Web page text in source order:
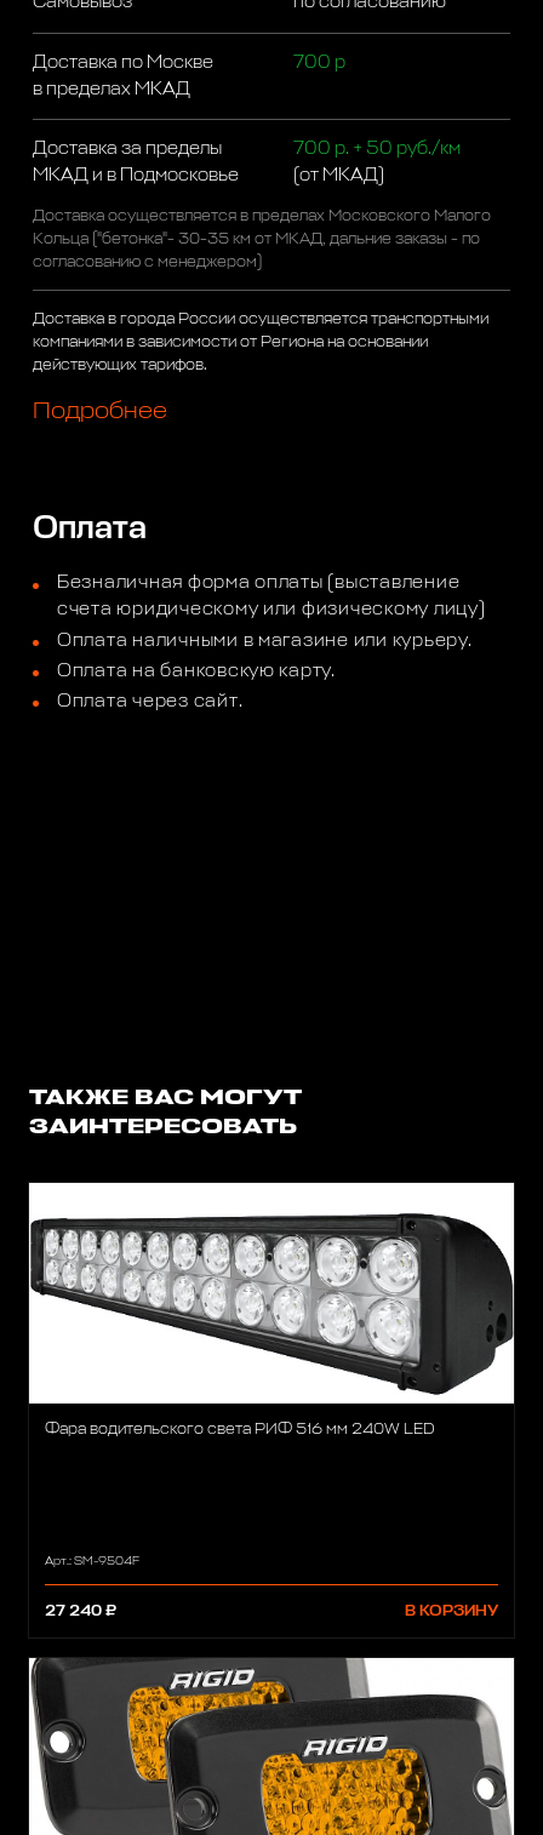
Доставка по Москве
в пределах МКАД
700 р
Доставка за пределы
МКАД и в Подмосковье
700 р. + 50 руб./км
(от МКАД)
Доставка осуществляется в пределах Московского Малого
Кольца ("бетонка"- 30-35 км от МКАД, дальние заказы - по
согласованию с менеджером)
Доставка в города России осуществляется транспортными
компаниями в зависимости от Региона на основании
действующих тарифов.
Подробнее
Оплата
Безналичная форма оплаты (выставление
счета юридическому или физическому лицу)
Оплата наличными в магазине или курьеру.
Оплата на банковскую карту.
Оплата через сайт.
ТАКЖЕ ВАС МОГУТ
ЗАИНТЕРЕСОВАТЬ
Фара водительского света РИФ 516 мм 240W LED
Арт.: SM-9504F
27 240 ₽ В КОРЗИНУ